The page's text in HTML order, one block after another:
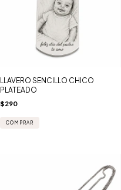
LLAVERO SENCILLO CHICO
PLATEADO
$290